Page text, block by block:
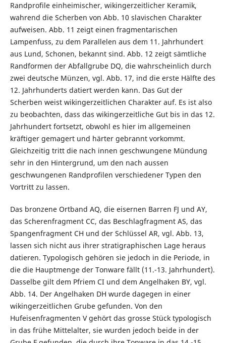
Randprofile einheimischer, wikingerzeitlicher Keramik,
wahrend die Scherben von Abb. 10 slavischen Charakter
aufweisen. Abb. 11 zeigt einen fragmentarischen
Lampenfuss, zu dem Parallelen aus dem 11. Jahrhundert
aus Lund, Schonen, bekannt sind. Abb. 12 zeigt sämtliche
Randformen der Abfallgrube DQ, die wahrscheinlich durch
zwei deutsche Münzen, vgl. Abb. 17, ind die erste Hälfte des
12. Jahrhunderts datiert werden kann. Das Gut der
Scherben weist wikingerzeitlichen Charakter auf. Es ist also
zu beobachten, dass das wikingerzeitliche Gut bis in das 12.
Jahrhundert fortsetzt, obwohl es hier im allgemeinen
kräftiger gemagert und härter gebrannt vorkommt.
Gleichzeitig tritt die nach innen geschwungene Mündung
sehr in den Hintergrund, um den nach aussen
geschwungenen Randprofilen verschiedener Typen den
Vortritt zu lassen.
Das bronzene Ortband AQ, die eisernen Barren FJ und AY,
das Scherenfragment CC, das Beschlagfragment AS, das
Spangenfragment CH und der Schlüssel AR, vgl. Abb. 13,
lassen sich nicht aus ihrer stratigraphischen Lage heraus
datieren. Typologisch gehören sie jedoch in die Periode, in
die die Hauptmenge der Tonware fällt (11.-13. Jahrhundert).
Dasselbe gilt dem Pfriem CI und dem Angelhaken BY, vgl.
Abb. 14. Der Angelhaken DH wurde dagegen in einer
wikingerzeitlichen Grube gefunden. Von den
Hufeisenfragmenten V gehört das grosse Stück typologisch
in das frühe Mittelalter, sie wurden jedoch beide in der